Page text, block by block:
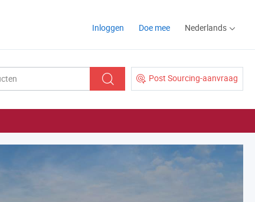
Inloggen Doe mee Nederlands
Post Sourcing-aanvraag